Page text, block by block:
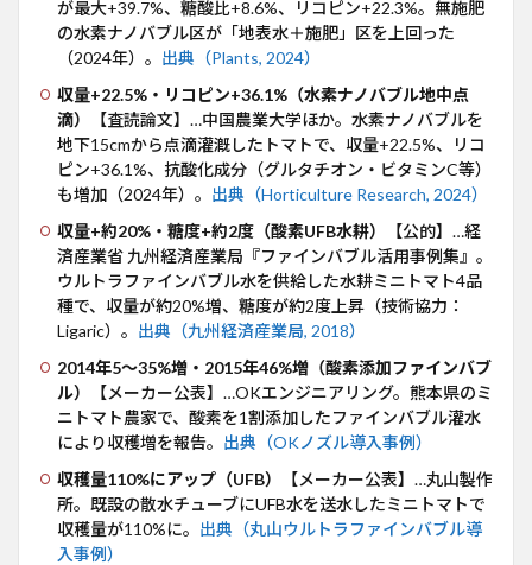
9
水稲
（イ
ネ）
10
育苗
（種
ま
苗づ
く
り）
11
メロ
ン・
スイ
12
トウ
モロ
コシ
13
が最大+39.7%、糖酸比+8.6%、リコピン+22.3%。無施肥
の水素ナノバブル区が「地表水＋施肥」区を上回った
（2024年）。 出典（Plants, 2024）
収量+22.5%・リコピン+36.1%（水素ナノバブル地中点
滴）
【査読論文】…中国農業大学ほか。水素ナノバブルを
地下15cmから点滴灌漑したトマトで、収量+22.5%、リコ
ピン+36.1%、抗酸化成分（グルタチオン・ビタミンC等）
も増加（2024年）。 出典（Horticulture Research, 2024）
収量+約20%・糖度+約2度（酸素UFB水耕）
【公的】…経
済産業省 九州経済産業局『ファインバブル活用事例集』。
ウルトラファインバブル水を供給した水耕ミニトマト4品
種で、収量が約20%増、糖度が約2度上昇（技術協力：
Ligaric）。 出典（九州経済産業局, 2018）
2014年5〜35%増・2015年46%増（酸素添加ファインバブ
ル）
【メーカー公表】…OKエンジニアリング。熊本県のミ
ニトマト農家で、酸素を1割添加したファインバブル灌水
により収穫増を報告。 出典（OKノズル導入事例）
収穫量110%にアップ（UFB）
【メーカー公表】…丸山製作
所。既設の散水チューブにUFB水を送水したミニトマトで
収穫量が110%に。 出典（丸山ウルトラファインバブル導
入事例）